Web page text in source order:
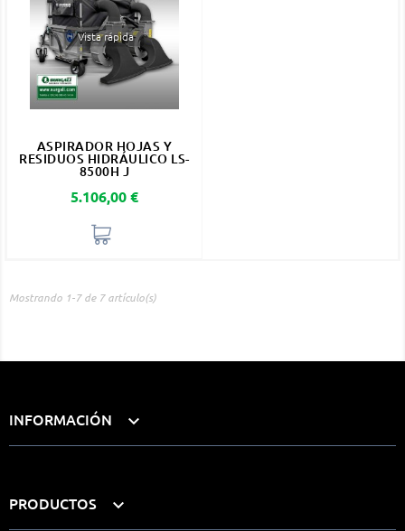
Vista rápida
ASPIRADOR HOJAS Y
RESIDUOS HIDRÁULICO LS-
8500H J
Precio
5.106,00 €
Mostrando 1-7 de 7 artículo(s)
INFORMACIÓN 
PRODUCTOS 